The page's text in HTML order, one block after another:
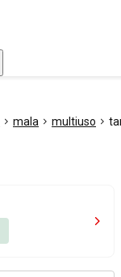
mala multiuso